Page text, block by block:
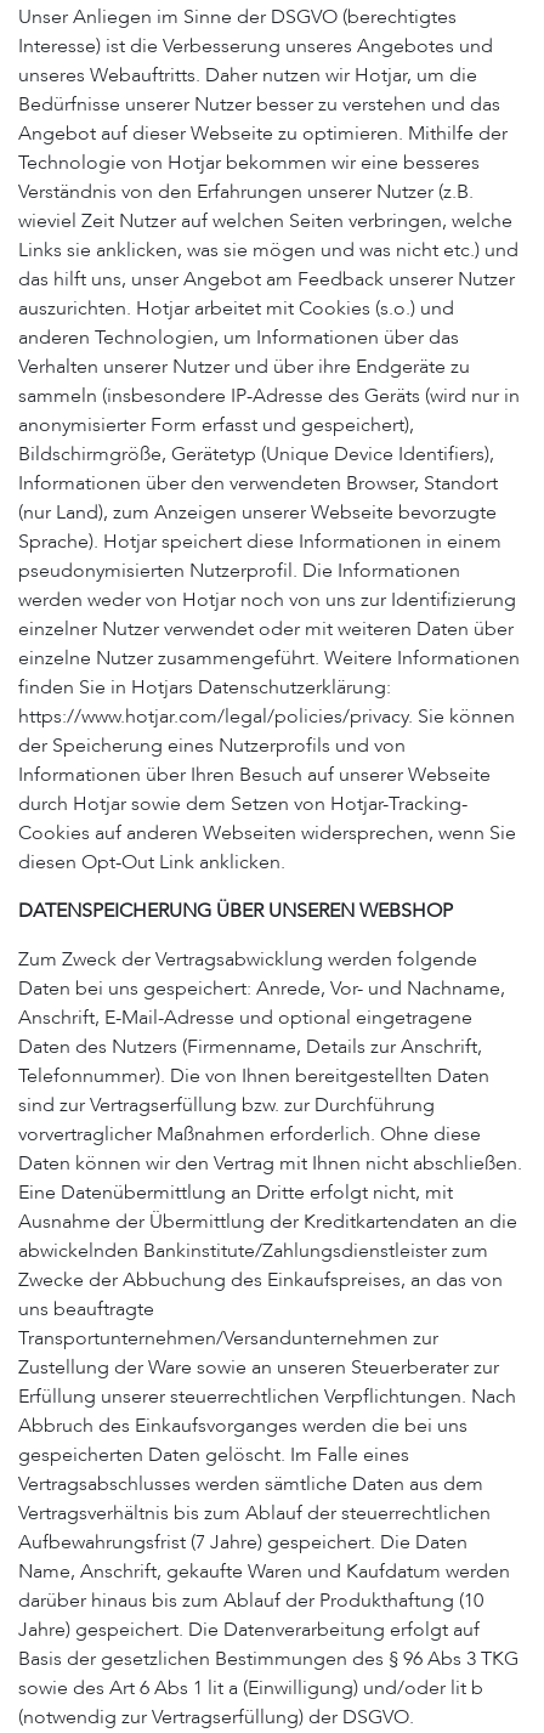
Unser Anliegen im Sinne der DSGVO (berechtigtes
Interesse) ist die Verbesserung unseres Angebotes und
unseres Webauftritts. Daher nutzen wir Hotjar, um die
Bedürfnisse unserer Nutzer besser zu verstehen und das
Angebot auf dieser Webseite zu optimieren. Mithilfe der
Technologie von Hotjar bekommen wir eine besseres
Verständnis von den Erfahrungen unserer Nutzer (z.B.
wieviel Zeit Nutzer auf welchen Seiten verbringen, welche
Links sie anklicken, was sie mögen und was nicht etc.) und
das hilft uns, unser Angebot am Feedback unserer Nutzer
auszurichten. Hotjar arbeitet mit Cookies (s.o.) und
anderen Technologien, um Informationen über das
Verhalten unserer Nutzer und über ihre Endgeräte zu
sammeln (insbesondere IP-Adresse des Geräts (wird nur in
anonymisierter Form erfasst und gespeichert),
Bildschirmgröße, Gerätetyp (Unique Device Identifiers),
Informationen über den verwendeten Browser, Standort
(nur Land), zum Anzeigen unserer Webseite bevorzugte
Sprache). Hotjar speichert diese Informationen in einem
pseudonymisierten Nutzerprofil. Die Informationen
werden weder von Hotjar noch von uns zur Identifizierung
einzelner Nutzer verwendet oder mit weiteren Daten über
einzelne Nutzer zusammengeführt. Weitere Informationen
finden Sie in Hotjars Datenschutzerklärung:
https://www.hotjar.com/legal/policies/privacy. Sie können
der Speicherung eines Nutzerprofils und von
Informationen über Ihren Besuch auf unserer Webseite
durch Hotjar sowie dem Setzen von Hotjar-Tracking-
Cookies auf anderen Webseiten widersprechen, wenn Sie
diesen Opt-Out Link anklicken.
DATENSPEICHERUNG ÜBER UNSEREN WEBSHOP
Zum Zweck der Vertragsabwicklung werden folgende
Daten bei uns gespeichert: Anrede, Vor- und Nachname,
Anschrift, E-Mail-Adresse und optional eingetragene
Daten des Nutzers (Firmenname, Details zur Anschrift,
Telefonnummer). Die von Ihnen bereitgestellten Daten
sind zur Vertragserfüllung bzw. zur Durchführung
vorvertraglicher Maßnahmen erforderlich. Ohne diese
Daten können wir den Vertrag mit Ihnen nicht abschließen.
Eine Datenübermittlung an Dritte erfolgt nicht, mit
Ausnahme der Übermittlung der Kreditkartendaten an die
abwickelnden Bankinstitute/Zahlungsdienstleister zum
Zwecke der Abbuchung des Einkaufspreises, an das von
uns beauftragte
Transportunternehmen/Versandunternehmen zur
Zustellung der Ware sowie an unseren Steuerberater zur
Erfüllung unserer steuerrechtlichen Verpflichtungen. Nach
Abbruch des Einkaufsvorganges werden die bei uns
gespeicherten Daten gelöscht. Im Falle eines
Vertragsabschlusses werden sämtliche Daten aus dem
Vertragsverhältnis bis zum Ablauf der steuerrechtlichen
Aufbewahrungsfrist (7 Jahre) gespeichert. Die Daten
Name, Anschrift, gekaufte Waren und Kaufdatum werden
darüber hinaus bis zum Ablauf der Produkthaftung (10
Jahre) gespeichert. Die Datenverarbeitung erfolgt auf
Basis der gesetzlichen Bestimmungen des § 96 Abs 3 TKG
sowie des Art 6 Abs 1 lit a (Einwilligung) und/oder lit b
(notwendig zur Vertragserfüllung) der DSGVO.